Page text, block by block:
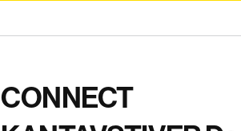
CONNECT